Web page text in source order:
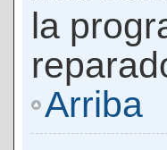
la
Arriba